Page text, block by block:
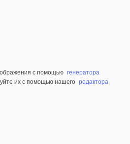
с помощью генератора
их с помощью нашего редактора